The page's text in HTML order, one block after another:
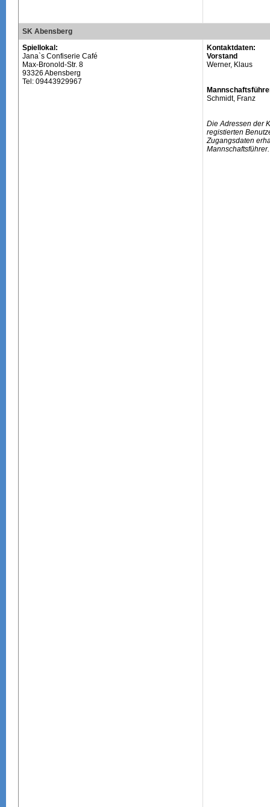
SK Abensberg
Spiellokal:
Jana`s Confiserie Café
Max-Bronold-Str. 8
93326 Abensberg
Tel: 09443929967
Kontaktdaten:
Vorstand
Werner, Klaus
Schmidt, Franz
Die Adressen der
registierten
Zugangsdaten
Mannschaftsführer.